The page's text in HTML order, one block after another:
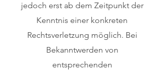
jedoch erst ab dem Zeitpunkt der
Kenntnis einer konkreten
Rechtsverletzung möglich. Bei
Bekanntwerden von
entsprechenden